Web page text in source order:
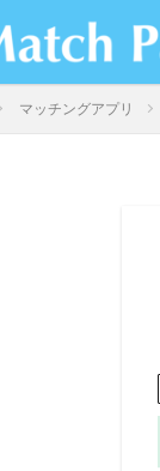
マッチングアプリ